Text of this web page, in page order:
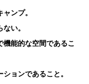
ンプ。
い。
能的な空間であるこ
ョンであること。